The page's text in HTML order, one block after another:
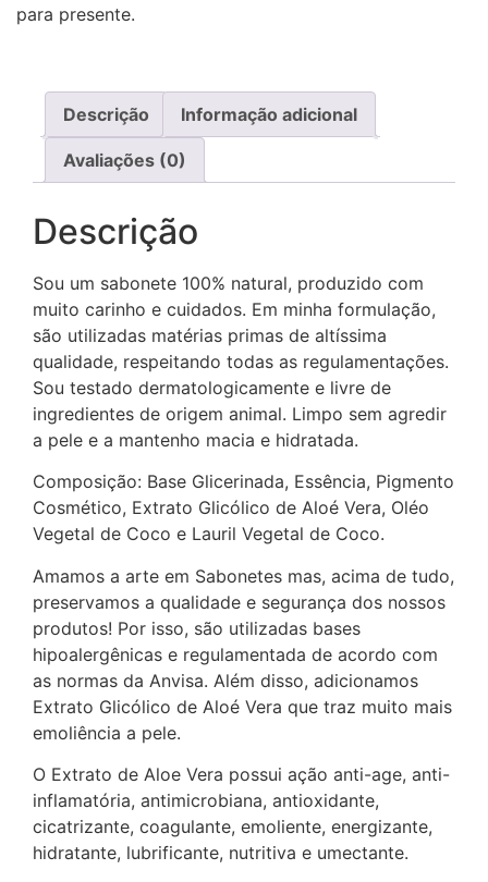
para presente.
Descrição Informação adicional
Avaliações (0)
Descrição
Sou um sabonete 100% natural, produzido com
muito carinho e cuidados. Em minha formulação,
são utilizadas matérias primas de altíssima
qualidade, respeitando todas as regulamentações.
Sou testado dermatologicamente e livre de
ingredientes de origem animal. Limpo sem agredir
a pele e a mantenho macia e hidratada.
Composição: Base Glicerinada, Essência, Pigmento
Cosmético, Extrato Glicólico de Aloé Vera, Oléo
Vegetal de Coco e Lauril Vegetal de Coco.
Amamos a arte em Sabonetes mas, acima de tudo,
preservamos a qualidade e segurança dos nossos
produtos! Por isso, são utilizadas bases
hipoalergênicas e regulamentada de acordo com
as normas da Anvisa. Além disso, adicionamos
Extrato Glicólico de Aloé Vera que traz muito mais
emoliência a pele.
O Extrato de Aloe Vera possui ação anti-age, anti-
inflamatória, antimicrobiana, antioxidante,
cicatrizante, coagulante, emoliente, energizante,
hidratante, lubrificante, nutritiva e umectante.